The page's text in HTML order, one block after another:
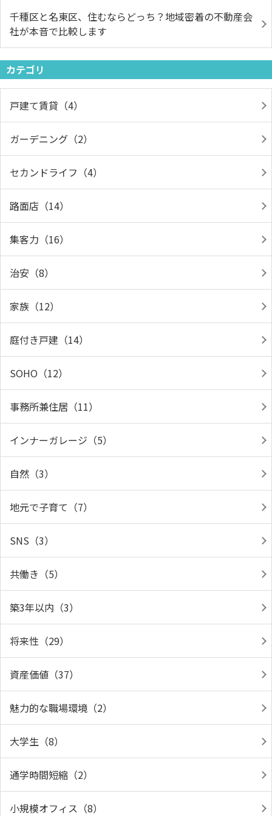
千種区と名東区、住むならどっち？地域密着の不動産会
社が本音で比較します
カテゴリ
戸建て賃貸（4）
ガーデニング（2）
セカンドライフ（4）
路面店（14）
集客力（16）
治安（8）
家族（12）
庭付き戸建（14）
SOHO（12）
事務所兼住居（11）
インナーガレージ（5）
自然（3）
地元で子育て（7）
SNS（3）
共働き（5）
築3年以内（3）
将来性（29）
資産価値（37）
魅力的な職場環境（2）
大学生（8）
通学時間短縮（2）
小規模オフィス（8）